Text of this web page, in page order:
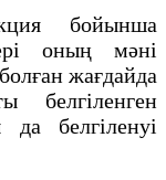
бойынша
оның мәні
жағдайда
белгіленген
белгіленуі